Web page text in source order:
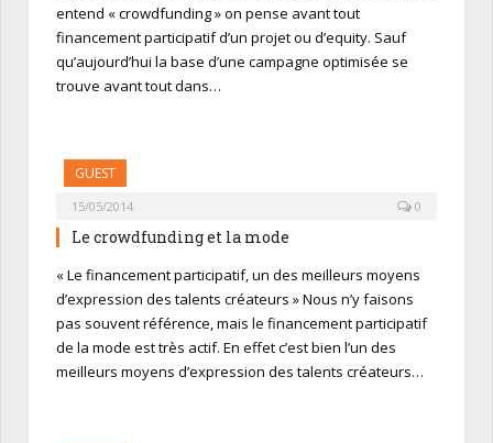
entend « crowdfunding » on pense avant tout
financement participatif d’un projet ou d’equity. Sauf
qu’aujourd’hui la base d’une campagne optimisée se
trouve avant tout dans…
GUEST
15/05/2014 0
Le crowdfunding et la mode
« Le financement participatif, un des meilleurs moyens
d’expression des talents créateurs » Nous n’y faisons
pas souvent référence, mais le financement participatif
de la mode est très actif. En effet c’est bien l’un des
meilleurs moyens d’expression des talents créateurs…